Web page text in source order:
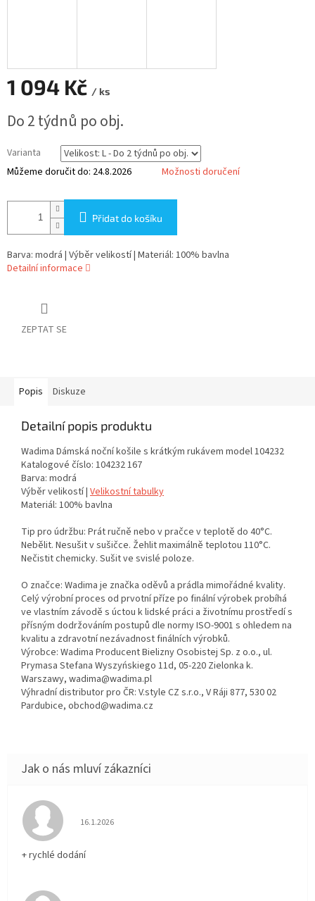
1 094 Kč / ks
cena:
Do 2 týdnů po obj.
Varianta
Můžeme doručit do: 24.8.2026 Možnosti doručení
Přidat do košíku
Barva: modrá | Výběr velikostí | Materiál: 100% bavlna
Detailní informace
ZEPTAT SE
Popis Diskuze
Detailní popis produktu
Wadima Dámská noční košile s krátkým rukávem model 104232
Katalogové číslo: 104232 167
Barva: modrá
Výběr velikostí | Velikostní tabulky
Materiál: 100% bavlna
Tip pro údržbu: Prát ručně nebo v pračce v teplotě do 40°C.
Nebělit. Nesušit v sušičce. Žehlit maximálně teplotou 110°C.
Nečistit chemicky. Sušit ve svislé poloze.
O značce: Wadima je značka oděvů a prádla mimořádné kvality.
Celý výrobní proces od prvotní příze po finální výrobek probíhá
ve vlastním závodě s úctou k lidské práci a životnímu prostředí s
přísným dodržováním postupů dle normy ISO-9001 s ohledem na
kvalitu a zdravotní nezávadnost finálních výrobků.
Výrobce: Wadima Producent Bielizny Osobistej Sp. z o.o., ul.
Prymasa Stefana Wyszyńskiego 11d, 05-220 Zielonka k.
Warszawy, wadima@wadima.pl
Výhradní distributor pro ČR: V.style CZ s.r.o., V Ráji 877, 530 02
Pardubice, obchod@wadima.cz
Hodnocení obchodu je 5 z 5 hvězdiček.
16.1.2026
+ rychlé dodání